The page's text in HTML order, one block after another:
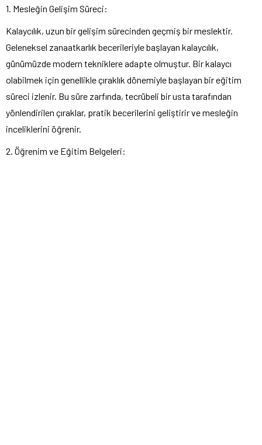
1. Mesleğin Gelişim Süreci:
Kalaycılık, uzun bir gelişim sürecinden geçmiş bir meslektir.
Geleneksel zanaatkarlık becerileriyle başlayan kalaycılık,
günümüzde modern tekniklere adapte olmuştur. Bir kalaycı
olabilmek için genellikle çıraklık dönemiyle başlayan bir eğitim
süreci izlenir. Bu süre zarfında, tecrübeli bir usta tarafından
yönlendirilen çıraklar, pratik becerilerini geliştirir ve mesleğin
inceliklerini öğrenir.
2. Öğrenim ve Eğitim Belgeleri: